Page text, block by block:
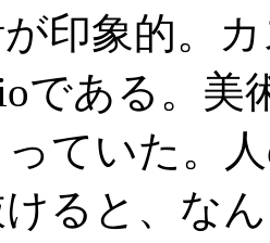
印象的。
である。
ていた。
ると、な